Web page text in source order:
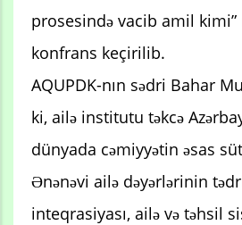
prosesində vacib amil
konfrans keçirilib.
AQUPDK-nın sədri Bahar
ki, ailə institutu təkcə
dünyada cəmiyyətin əsas
Ənənəvi ailə dəyərlərinin
inteqrasiyası, ailə və təhsil